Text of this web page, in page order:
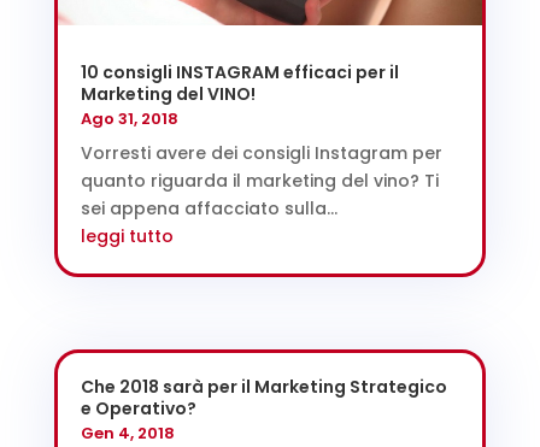
10 consigli INSTAGRAM efficaci per il
Marketing del VINO!
Ago 31, 2018
Vorresti avere dei consigli Instagram per
quanto riguarda il marketing del vino? Ti
sei appena affacciato sulla...
leggi tutto
Che 2018 sarà per il Marketing Strategico
e Operativo?
Gen 4, 2018